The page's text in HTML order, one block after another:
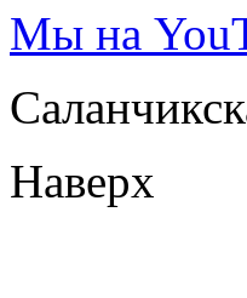
Мы на
Наверх